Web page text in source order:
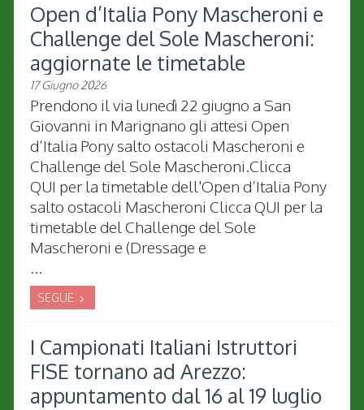
Open d’Italia Pony Mascheroni e
Challenge del Sole Mascheroni:
aggiornate le timetable
17 Giugno 2026
Prendono il via lunedì 22 giugno a San
Giovanni in Marignano gli attesi Open
d’Italia Pony salto ostacoli Mascheroni e
Challenge del Sole Mascheroni.Clicca
QUI per la timetable dell'Open d’Italia Pony
salto ostacoli Mascheroni Clicca QUI per la
timetable del Challenge del Sole
Mascheroni e (Dressage e
...
SEGUE
I Campionati Italiani Istruttori
FISE tornano ad Arezzo:
appuntamento dal 16 al 19 luglio